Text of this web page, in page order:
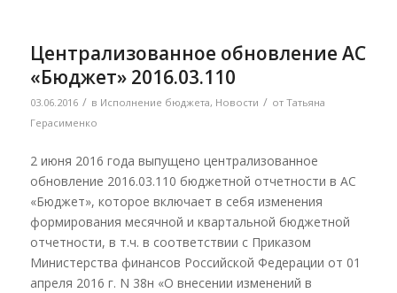
Централизованное обновление АС
«Бюджет» 2016.03.110
03.06.2016 / в Исполнение бюджета, Новости / от Татьяна
Герасименко
2 июня 2016 года выпущено централизованное
обновление 2016.03.110 бюджетной отчетности в АС
«Бюджет», которое включает в себя изменения
формирования месячной и квартальной бюджетной
отчетности, в т.ч. в соответствии с Приказом
Министерства финансов Российской Федерации от 01
апреля 2016 г. N 38н «О внесении изменений в